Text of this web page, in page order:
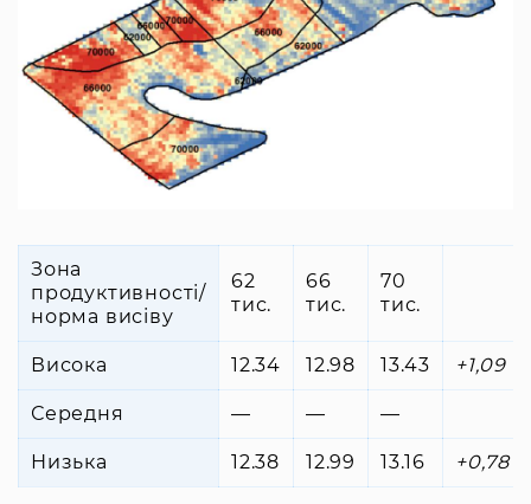
Зона
продуктивності/
норма висіву
62
тис.
66
тис.
70
тис.
Висока 12.34 12.98 13.43 +1,09
Середня — — —
Низька 12.38 12.99 13.16 +0,78